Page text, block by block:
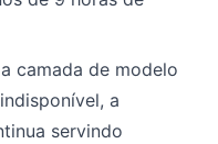
camada de modelo
a
servindo